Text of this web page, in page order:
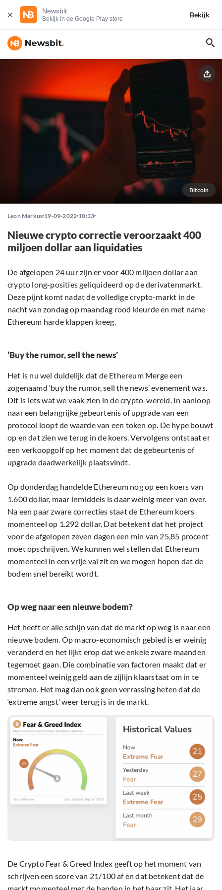
Newsbit
Bekijk in de Google Play store
Bekijk
Bitcoin
Leon Markus 19-09-2022 10:33
Nieuwe crypto correctie veroorzaakt 400
miljoen dollar aan liquidaties
De afgelopen 24 uur zijn er voor 400 miljoen dollar aan
crypto long-posities geliquideerd op de derivatenmarkt.
Deze pijnt komt nadat de volledige crypto-markt in de
nacht van zondag op maandag rood kleurde en met name
Ethereum harde klappen kreeg.
‘Buy the rumor, sell the news’
Het is nu wel duidelijk dat de Ethereum Merge een
zogenaamd ‘buy the rumor, sell the news’ evenement was.
Dit is iets wat we vaak zien in de crypto-wereld. In aanloop
naar een belangrijke gebeurtenis of upgrade van een
protocol loopt de waarde van een token op. De hype bouwt
op en dat zien we terug in de koers. Vervolgens ontstaat er
een verkoopgolf op het moment dat de gebeurtenis of
upgrade daadwerkelijk plaatsvindt.
Op donderdag handelde Ethereum nog op een koers van
1.600 dollar, maar inmiddels is daar weinig meer van over.
Na een paar zware correcties staat de Ethereum koers
momenteel op 1.292 dollar. Dat betekent dat het project
voor de afgelopen zeven dagen een min van 25,85 procent
moet opschrijven. We kunnen wel stellen dat Ethereum
momenteel in eenvrije val zit en we mogen hopen dat de
bodem snel bereikt wordt.
Op weg naar een nieuwe bodem?
Het heeft er alle schijn van dat de markt op weg is naar een
nieuwe bodem. Op macro-economisch gebied is er weinig
veranderd en het lijkt erop dat we enkele zware maanden
tegemoet gaan. Die combinatie van factoren maakt dat er
momenteel weinig geld aan de zijlijn klaarstaat om in te
stromen. Het mag dan ook geen verrassing heten dat de
‘extreme angst’ weer terug is in de markt.
De Crypto Fear & Greed Index geeft op het moment van
schrijven een score van 21/100 af en dat betekent dat de